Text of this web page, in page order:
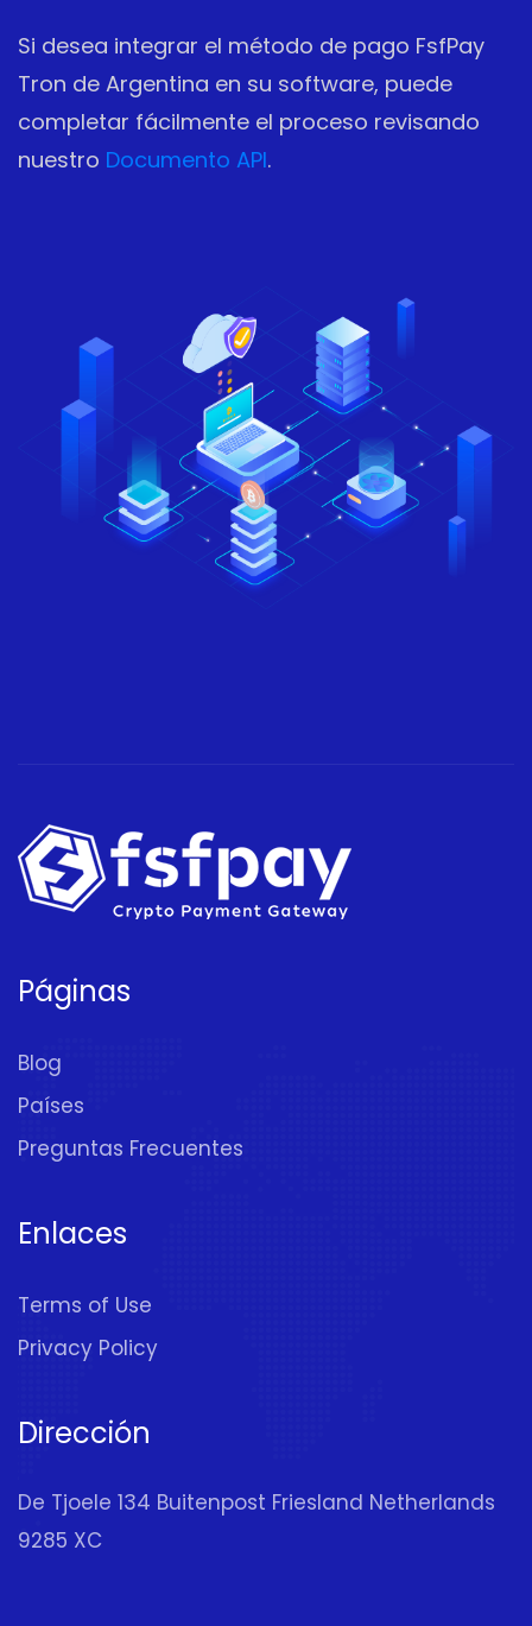
Si desea integrar el método de pago FsfPay
Tron de Argentina en su software, puede
completar fácilmente el proceso revisando
nuestro Documento API.
Páginas
Blog
Países
Preguntas Frecuentes
Enlaces
Terms of Use
Privacy Policy
Dirección
De Tjoele 134 Buitenpost Friesland Netherlands
9285 XC